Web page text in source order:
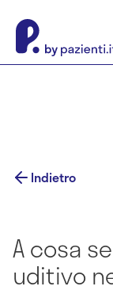
Indietro
A cosa
uditivo